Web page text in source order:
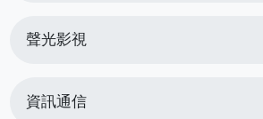
聲光影視
資訊通信